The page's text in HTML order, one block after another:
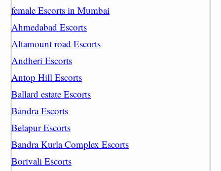
female Escorts in Mumbai
Ahmedabad Escorts
Altamount road Escorts
Andheri Escorts
Antop Hill Escorts
Ballard estate Escorts
Bandra Escorts
Belapur Escorts
Bandra Kurla Complex Escorts
Borivali Escorts